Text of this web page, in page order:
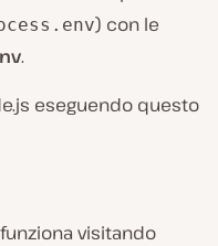
) con le
.
eseguendo questo
visitando